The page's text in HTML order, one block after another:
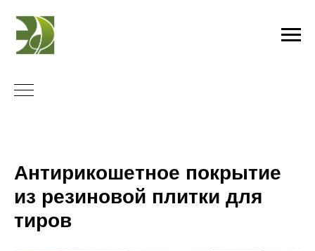
Антирикошетное покрытие
из резиновой плитки для
тиров